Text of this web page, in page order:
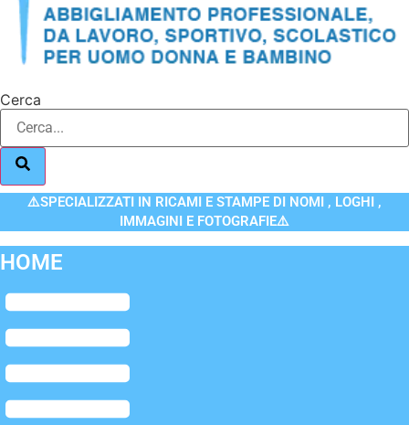
Cerca
⚠️SPECIALIZZATI IN RICAMI E STAMPE DI NOMI , LOGHI ,
IMMAGINI E FOTOGRAFIE⚠️
HOME
Flyout
Menu